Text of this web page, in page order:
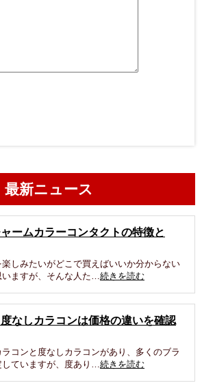
最新ニュース
ームカラーコンタクトの特徴と
しみたいがどこで買えばいいか分からない
いますが、そんな人た…続きを読む
なしカラコンは価格の違いを確認
コンと度なしカラコンがあり、多くのブラ
していますが、度あり…続きを読む